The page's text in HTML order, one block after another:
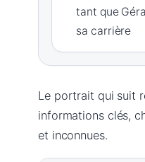
tant que
sa carrière
Le portrait qui suit
informations clés,
et inconnues.